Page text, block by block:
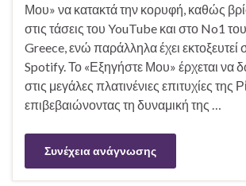
Μου» να κατακτά την κορυφή, καθώς
στις τάσεις του YouTube και στο No1
Greece, ενώ παράλληλα έχει εκτοξευτεί
Spotify. Το «Εξηγήστε Μου» έρχεται να
στις μεγάλες πλατινένιες επιτυχίες της
επιβεβαιώνοντας τη δυναμική της …
Συνέχεια ανάγνωσης